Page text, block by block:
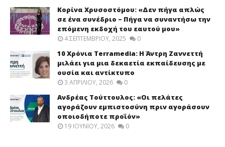
Κορίνα Χρυσοστόμου: «Δεν πήγα απλώς
σε ένα συνέδριο – Πήγα να συναντήσω την
επόμενη εκδοχή του εαυτού μου»
4 ΣΕΠΤΕΜΒΡΊΟΥ, 2025 0
10 Χρόνια Terramedia: Η Άντρη Ζαννεττή
μιλάει για μια δεκαετία εκπαίδευσης με
ουσία και αντίκτυπο
3 ΑΠΡΙΛΊΟΥ, 2026 0
Ανδρέας Τούττουλος: «Οι πελάτες
αγοράζουν εμπιστοσύνη πριν αγοράσουν
οποιοδήποτε προϊόν»
19 ΙΟΥΝΊΟΥ, 2026 0